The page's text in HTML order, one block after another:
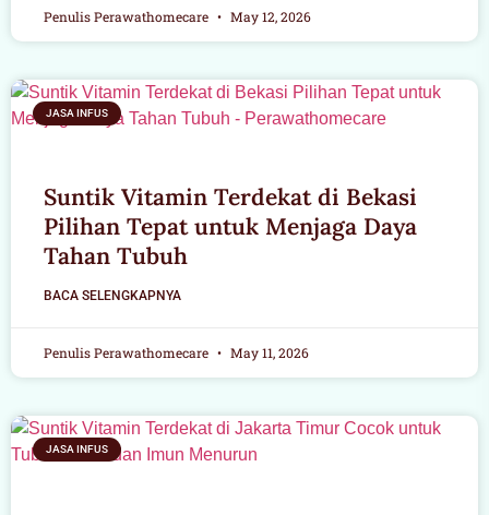
Penulis Perawathomecare May 12, 2026
JASA INFUS
Suntik Vitamin Terdekat di Bekasi
Pilihan Tepat untuk Menjaga Daya
Tahan Tubuh
BACA SELENGKAPNYA
Penulis Perawathomecare May 11, 2026
JASA INFUS